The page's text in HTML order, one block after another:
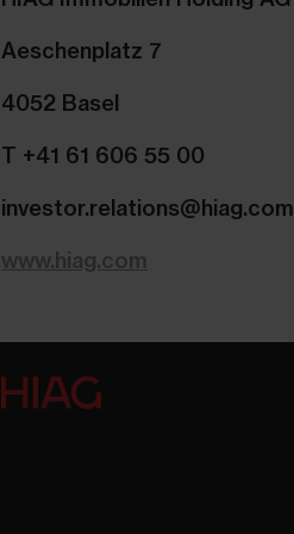
Aeschenplatz 7
4052 Basel
T +41 61 606 55 00
investor.relations@hiag.com
www.hiag.com